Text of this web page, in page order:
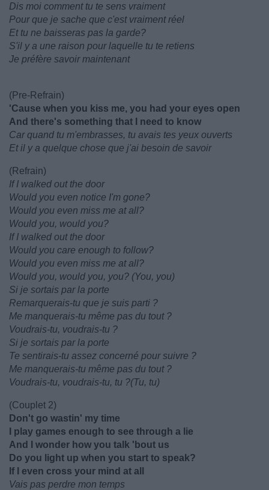
Dis moi comment tu te sens vraiment
Pour que je sache que c'est vraiment réel
Et tu ne baisseras pas la garde?
S'il y a une raison pour laquelle tu te retiens
Je préfère savoir maintenant
(Pre-Refrain)
'Cause when you kiss me, you had your eyes open
And there's something that I need to know
Car quand tu m'embrasses, tu avais tes yeux ouverts
Et il y a quelque chose que j'ai besoin de savoir
(Refrain)
If I walked out the door
Would you even notice I'm gone?
Would you even miss me at all?
Would you, would you?
If I walked out the door
Would you care enough to follow?
Would you even miss me at all?
Would you, would you, you? (You, you)
Si je sortais par la porte
Remarquerais-tu que je suis parti ?
Me manquerais-tu même pas du tout ?
Voudrais-tu, voudrais-tu ?
Si je sortais par la porte
Te sentirais-tu assez concerné pour suivre ?
Me manquerais-tu même pas du tout ?
Voudrais-tu, voudrais-tu, tu ?(Tu, tu)
(Couplet 2)
Don't go wastin' my time
I play games enough to see through a lie
And I wonder how you talk 'bout us
Do you light up when you start to speak?
If I even cross your mind at all
Vais pas perdre mon temps